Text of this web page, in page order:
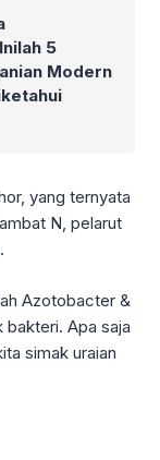
5
Modern
yang ternyata
N, pelarut
Azotobacter &
bakteri. Apa saja
simak uraian